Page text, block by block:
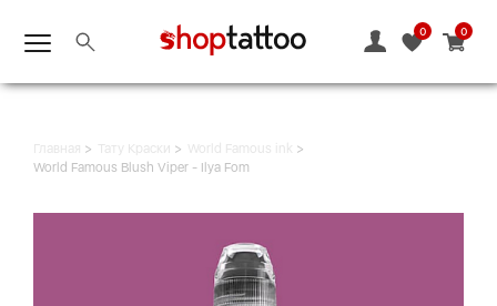
0
0
Главная Тату Краски
World Famous ink
World Famous Blush Viper - Ilya Fom